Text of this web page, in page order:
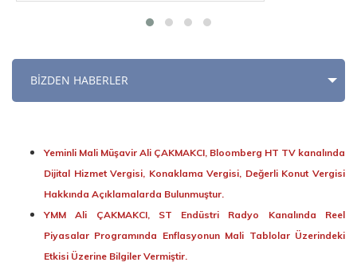
BİZDEN HABERLER
Yeminli Mali Müşavir Ali ÇAKMAKCI, Bloomberg HT TV kanalında
Dijital Hizmet Vergisi, Konaklama Vergisi, Değerli Konut Vergisi
Hakkında Açıklamalarda Bulunmuştur.
YMM Ali ÇAKMAKCI, ST Endüstri Radyo Kanalında Reel
Piyasalar Programında Enflasyonun Mali Tablolar Üzerindeki
Etkisi Üzerine Bilgiler Vermiştir.